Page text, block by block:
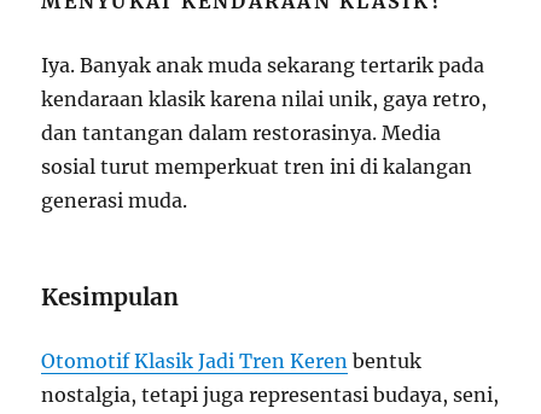
Iya. Banyak anak muda sekarang tertarik pada
kendaraan klasik karena nilai unik, gaya retro,
dan tantangan dalam restorasinya. Media
sosial turut memperkuat tren ini di kalangan
generasi muda.
Kesimpulan
Otomotif Klasik Jadi Tren Keren bentuk
nostalgia, tetapi juga representasi budaya, seni,